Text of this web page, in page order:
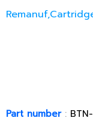
Part number: